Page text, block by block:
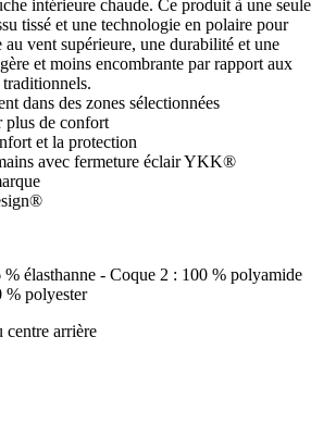
intérieure chaude. Ce produit à une seule
tissé et une technologie en polaire pour
vent supérieure, une durabilité et une
et moins encombrante par rapport aux
dans des zones sélectionnées
plus de confort
et la protection
avec fermeture éclair YKK®
élasthanne - Coque 2 : 100 % polyamide
% polyester
centre arrière